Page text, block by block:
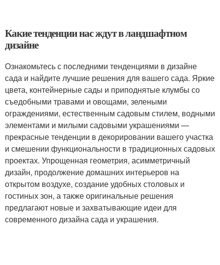
Какие тенденции нас ждут в ландшафтном
дизайне
Ознакомьтесь с последними тенденциями в дизайне
сада и найдите лучшие решения для вашего сада. Яркие
цвета, контейнерные сады и приподнятые клумбы со
съедобными травами и овощами, зелеными
ограждениями, естественным садовым стилем, водными
элементами и милыми садовыми украшениями —
прекрасные тенденции в декорировании вашего участка
и смешении функциональности в традиционных садовых
проектах. Упрощенная геометрия, асимметричный
дизайн, продолжение домашних интерьеров на
открытом воздухе, создание удобных столовых и
гостиных зон, а также оригинальные решения
предлагают новые и захватывающие идеи для
современного дизайна сада и украшения.